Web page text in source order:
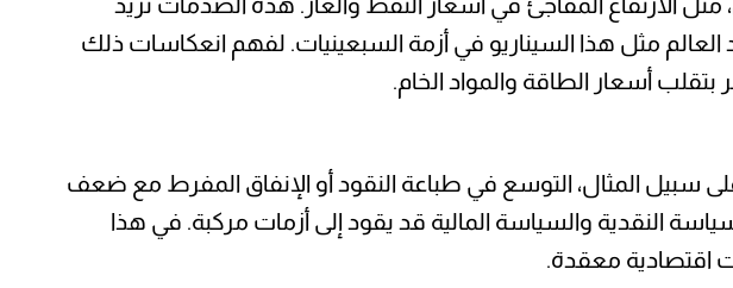
مثل هذا السيناريو في أزمة السبعينيات. لفهم انعكاسات ذلك
بتقلب أسعار الطاقة والمواد الخام.
سبيل المثال، التوسع في طباعة النقود أو الإنفاق المفرط مع ضعف
النقدية والسياسة المالية قد يقود إلى أزمات مركبة. في هذا
اقتصادية معقدة.